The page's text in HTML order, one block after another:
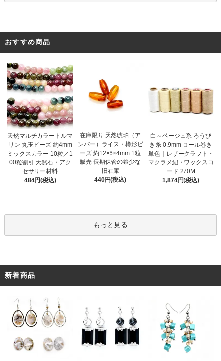
おすすめ商品
天然マルチカラートルマ
リン 丸玉ビーズ 約4mm
ミックスカラー 10粒／1
00粒割引 天然石・アク
セサリー材料
484円(税込)
在庫限り 天然琥珀（ア
ンバー）ライス・樽形ビ
ーズ 約12×6×4mm 1粒
販売 長期保管の希少な
旧在庫
440円(税込)
白～ベージュ系 ろうび
き糸 0.9mm ロール巻き
単色｜レザークラフト・
マクラメ紐・ワックスコ
ード 270M
1,874円(税込)
もっと見る
新着商品